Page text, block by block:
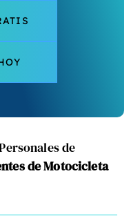
de
de Motocicleta